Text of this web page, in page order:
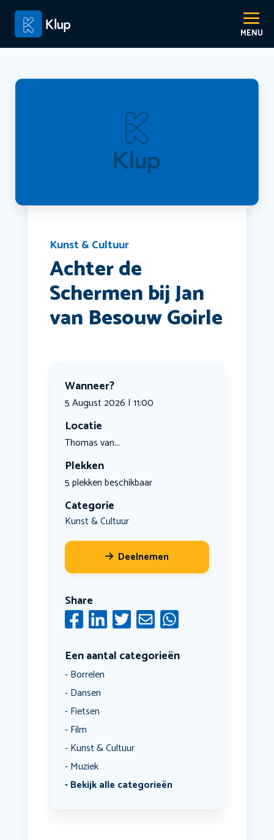
Kunst & Cultuur
Achter de
Schermen bij Jan
van Besouw Goirle
Wanneer?
5 August 2026 | 11:00
Locatie
Thomas van...
Plekken
5 plekken beschikbaar
Categorie
Kunst & Cultuur
Deelnemen
Share
Een aantal categorieën
Borrelen
Dansen
Fietsen
Film
Kunst & Cultuur
Muziek
Bekijk alle categorieën